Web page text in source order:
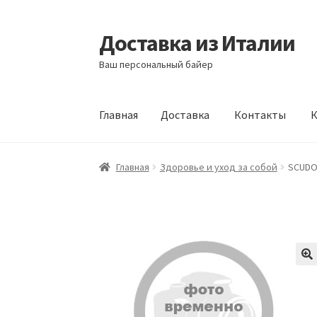
Перейти
к
навигации
Перейти
к
содержимому
Доставка из Италии
Ваш персональный байер
Главная Доставка Контакты
Главная Доставка Корзина Мой
Главная Здоровье и уход за собой